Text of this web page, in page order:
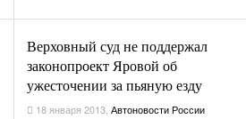
Верховный суд не поддержал
законопроект Яровой об
ужесточении за пьяную езду
18 января 2013 ,Автоновости России